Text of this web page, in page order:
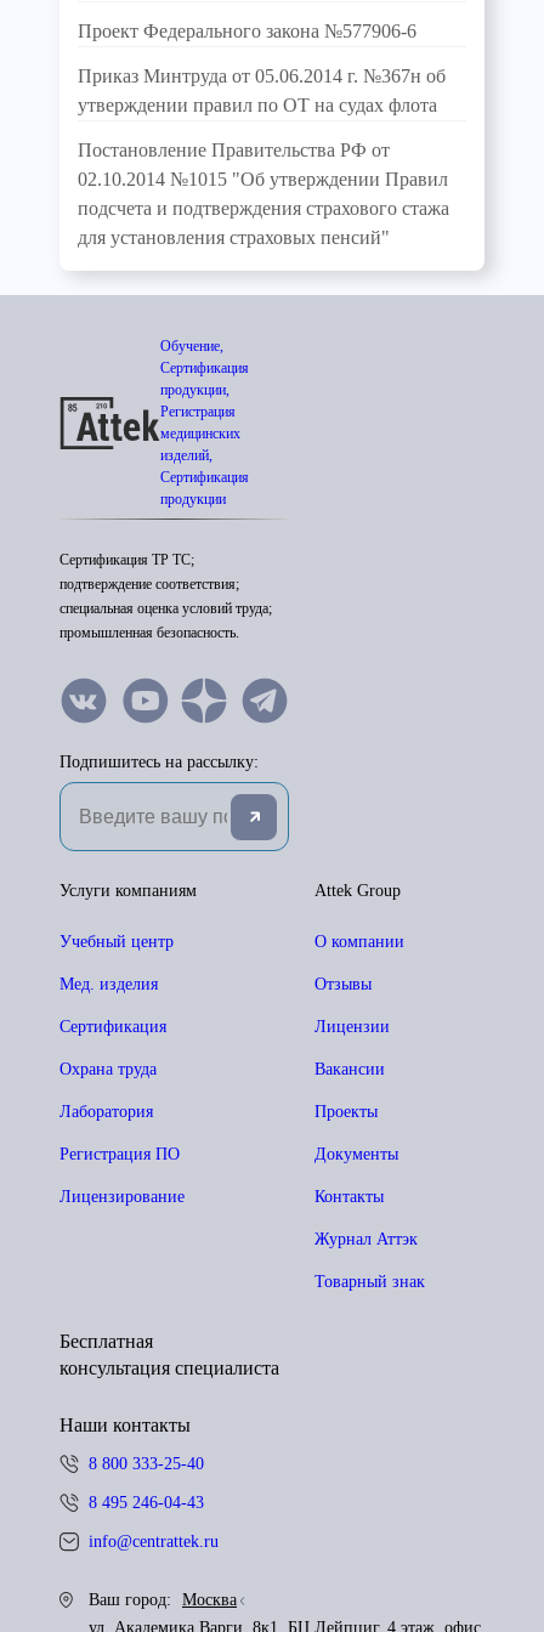
Проект Федерального закона №577906-6
Приказ Минтруда от 05.06.2014 г. №367н об
утверждении правил по ОТ на судах флота
Постановление Правительства РФ от
02.10.2014 №1015 "Об утверждении Правил
подсчета и подтверждения страхового стажа
для установления страховых пенсий"
Обучение,
Сертификация
продукции,
Регистрация
медицинских
изделий,
Сертификация
продукции
Сертификация ТР ТС;
подтверждение соответствия;
специальная оценка условий труда;
промышленная безопасность.
Подпишитесь на рассылку:
Attek Group
О компании
Отзывы
Лицензии
Вакансии
Проекты
Документы
Контакты
Журнал Аттэк
Товарный знак
Услуги компаниям
Учебный центр
Мед. изделия
Сертификация
Охрана труда
Лаборатория
Регистрация ПО
Лицензирование
Бесплатная
консультация специалиста
Наши контакты
8 800 333-25-40
8 495 246-04-43
info@centrattek.ru
Ваш город:
Москва
ул. Академика Варги, 8к1, БЦ Лейпциг, 4 этаж, офис